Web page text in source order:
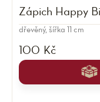
Zápich Happy
100 Kč
dřevěný, šířka 11 cm